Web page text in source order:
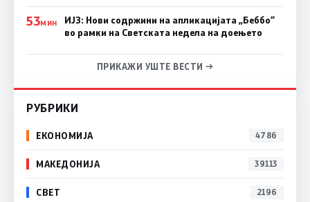
53МИН
ИЈЗ: Нови содржини на апликацијата „Беббо“
во рамки на Светската недела на доењето
ПРИКАЖИ УШТЕ ВЕСТИ →
РУБРИКИ
ЕКОНОМИЈА 4786
МАКЕДОНИЈА 39113
СВЕТ 2196